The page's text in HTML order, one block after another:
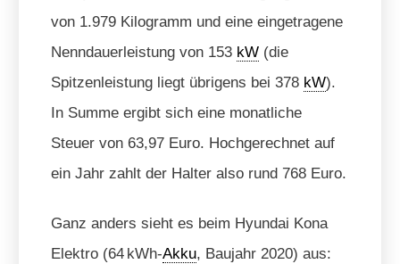
von 1.979 Kilogramm und eine eingetragene
Nenndauerleistung von 153 kW (die
Spitzenleistung liegt übrigens bei 378 kW).
In Summe ergibt sich eine monatliche
Steuer von 63,97 Euro. Hochgerechnet auf
ein Jahr zahlt der Halter also rund 768 Euro.
Ganz anders sieht es beim Hyundai Kona
Elektro (64 kWh-Akku, Baujahr 2020) aus: